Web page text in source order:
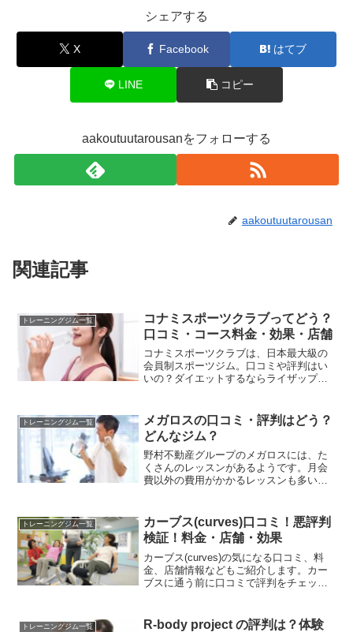
シェアする
X Facebook はてブ
LINE コピー
aakoutuutarousanをフォローする
aakoutuutarousan
関連記事
トレーニングジム一覧
コナミスポーツクラブってどう？
口コミ・コース料金・効果・店舗
コナミスポーツクラブは、日本最大級の
会員制スポーツジム。口コミや評判はい
いの？ダイエットするならライザップな
果がありそうですが、実際はどうなので
しょう。
トレーニングジム一覧
メガロスの口コミ・評判はどう？
どんなジム？
野村不動産グループのメガロスには、た
くさんのレッスンがあるようです。月会
費以外の費用がかかるレッスンも多いよ
トレーニングジム一覧
カーブス(curves)口コミ！悪評判
検証！料金・店舗・効果
カーブス(curves)の気になる口コミ、料
金、店舗情報などもご紹介します。カー
ブスに通う前に口コミで評判をチェック
トレーニングジム一覧
R-body project の評判は？体験